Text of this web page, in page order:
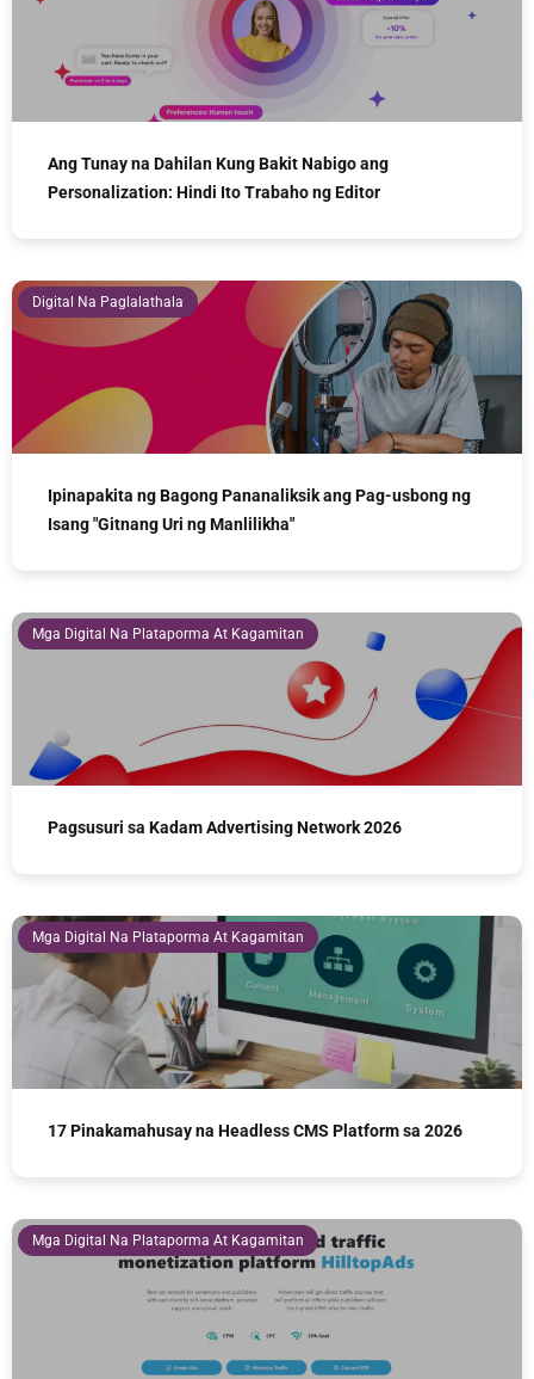
Ang Tunay na Dahilan Kung Bakit Nabigo ang
Personalization: Hindi Ito Trabaho ng Editor
Digital Na Paglalathala
Ipinapakita ng Bagong Pananaliksik ang Pag-usbong ng
Isang "Gitnang Uri ng Manlilikha"
Mga Digital Na Plataporma At Kagamitan
Pagsusuri sa Kadam Advertising Network 2026
Mga Digital Na Plataporma At Kagamitan
17 Pinakamahusay na Headless CMS Platform sa 2026
Mga Digital Na Plataporma At Kagamitan